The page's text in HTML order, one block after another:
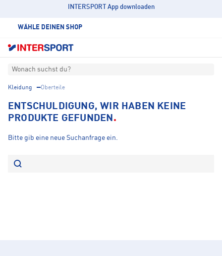
INTERSPORT App downloaden
WÄHLE DEINEN SHOP
Wonach suchst du?
Kleidung Oberteile
ENTSCHULDIGUNG, WIR HABEN KEINE
PRODUKTE GEFUNDEN
Bitte gib eine neue Suchanfrage ein.